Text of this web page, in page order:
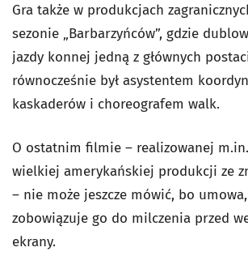
Gra także w produkcjach
sezonie „Barbarzyńców”, gdzie
jazdy konnej jedną z głównych
równocześnie był asystentem
kaskaderów i choreografem walk.
O ostatnim filmie – realizowanej
wielkiej amerykańskiej produkcji ze
– nie może jeszcze mówić, bo
zobowiązuje go do milczenia przed
ekrany.